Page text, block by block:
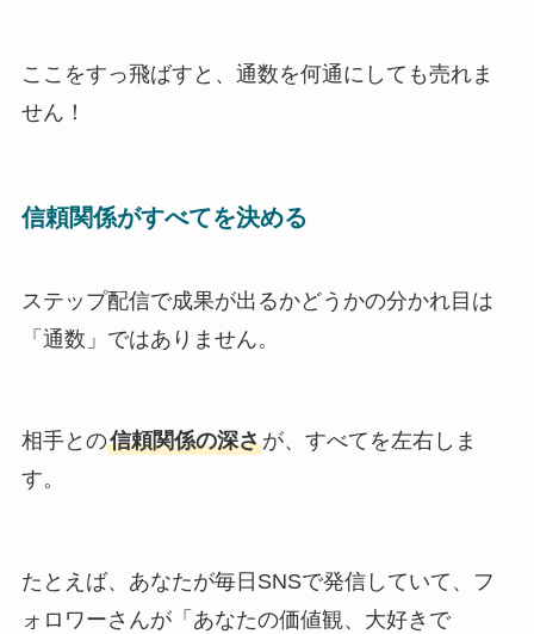
ここをすっ飛ばすと、通数を何通にしても売れま
せん！
信頼関係がすべてを決める
ステップ配信で成果が出るかどうかの分かれ目は
「通数」ではありません。
相手との信頼関係の深さが、すべてを左右しま
す。
たとえば、あなたが毎日SNSで発信していて、フ
ォロワーさんが「あなたの価値観、大好きで